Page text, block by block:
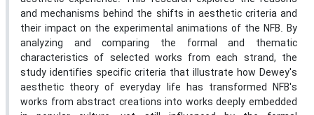
and mechanisms behind the shifts in aesthetic criteria and
their impact on the experimental animations of the NFB. By
analyzing and comparing the formal and thematic
characteristics of selected works from each strand, the
study identifies specific criteria that illustrate how Dewey's
aesthetic theory of everyday life has transformed NFB's
works from abstract creations into works deeply embedded